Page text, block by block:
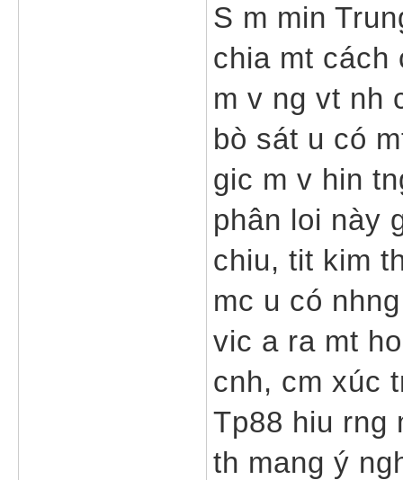
S m min
chia mt cách
m v ng vt nh
bò sát u có
gic m v hin
phân loi này
chiu, tit kim
mc u có
vic a ra mt
cnh, cm xúc
Tp88 hiu rng
th mang ý